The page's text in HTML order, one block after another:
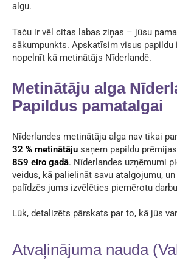
algu.
Taču ir vēl citas labas ziņas – jūsu
sākumpunkts. Apskatīsim visus papildu
nopelnīt kā metinātājs Nīderlandē.
Metinātāju alga
Papildus pamatalgai
Nīderlandes metinātāja alga nav tikai
32 % metinātāju saņem papildu
859 eiro gadā. Nīderlandes uzņēmumi
veidus, kā palielināt savu atalgojumu,
palīdzēs jums izvēlēties piemērotu
Lūk, detalizēts pārskats par to, kā jūs
Atvaļinājuma nauda